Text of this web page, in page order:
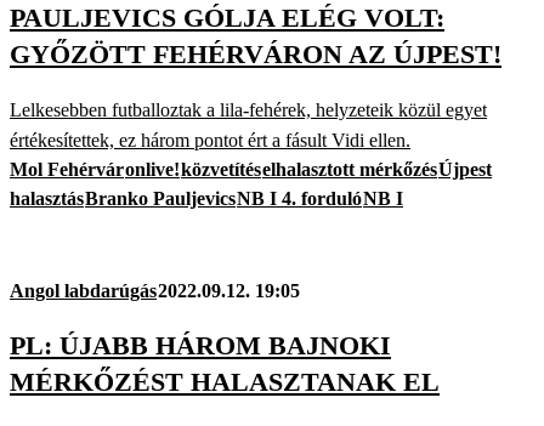
PAULJEVICS GÓLJA ELÉG VOLT:
GYŐZÖTT FEHÉRVÁRON AZ ÚJPEST!
Lelkesebben futballoztak a lila-fehérek, helyzeteik közül egyet
értékesítettek, ez három pontot ért a fásult Vidi ellen.
Mol Fehérváronlive!közvetítéselhalasztott mérkőzésÚjpest
halasztásBranko PauljevicsNB I 4. fordulóNB I
Angol labdarúgás2022.09.12. 19:05
PL: ÚJABB HÁROM BAJNOKI
MÉRKŐZÉST HALASZTANAK EL